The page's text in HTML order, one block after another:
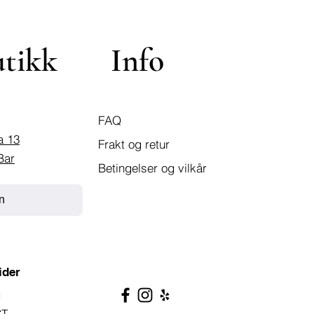
13
Info
FAQ
Frakt og retur
Betingelser og vilkår